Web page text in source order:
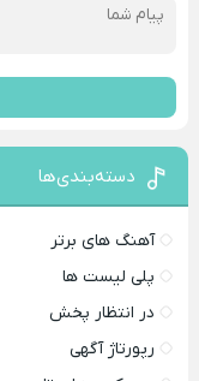
دسته‌بندی‌ها
آهنگ های برتر
پلی لیست ها
در انتظار پخش
رپورتاژ آگهی